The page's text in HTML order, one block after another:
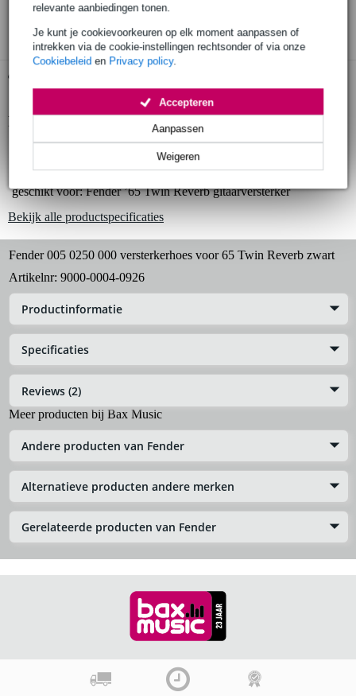
relevante aanbiedingen tonen.
Je kunt je cookievoorkeuren op elk moment aanpassen of
intrekken via de cookie-instellingen rechtsonder of via onze
Cookiebeleid en Privacy policy.
Weigeren
Aanpassen
Accepteren
3 jaar Bax Music garantie
Productinformatie
kleur: zwart
geschikt voor: Fender ’65 Twin Reverb gitaarversterker
Bekijk alle productspecificaties
Fender 005 0250 000 versterkerhoes voor 65 Twin Reverb zwart
Artikelnr: 9000-0004-0926
Productinformatie
Specificaties
Reviews (2)
Meer producten bij Bax Music
Andere producten van Fender
Alternatieve producten andere merken
Gerelateerde producten van Fender